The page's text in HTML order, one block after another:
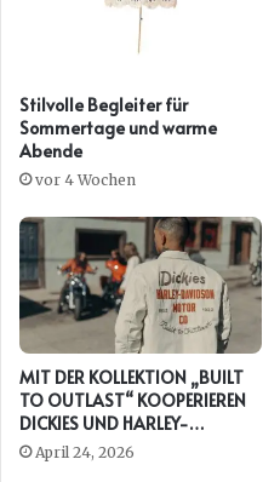
Stilvolle Begleiter für
Sommertage und warme
Abende
vor 4 Wochen
MIT DER KOLLEKTION „BUILT
TO OUTLAST“ KOOPERIEREN
DICKIES UND HARLEY-
DAVIDSON ERNEUT
April 24, 2026